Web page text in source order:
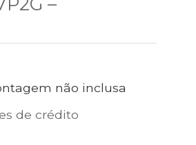
não inclusa
de crédito